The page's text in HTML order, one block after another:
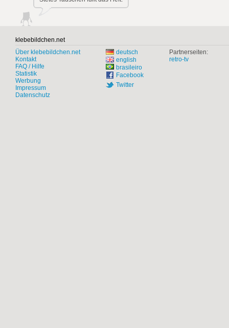
klebebildchen.net
Über klebebildchen.net
Kontakt
FAQ / Hilfe
Statistik
Werbung
Impressum
Datenschutz
deutsch
english
brasileiro
Facebook
Twitter
Partnerseiten:
retro-tv